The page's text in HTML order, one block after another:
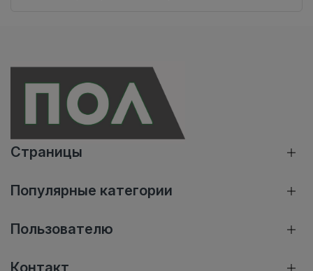
Страницы
Популярные категории
Пользователю